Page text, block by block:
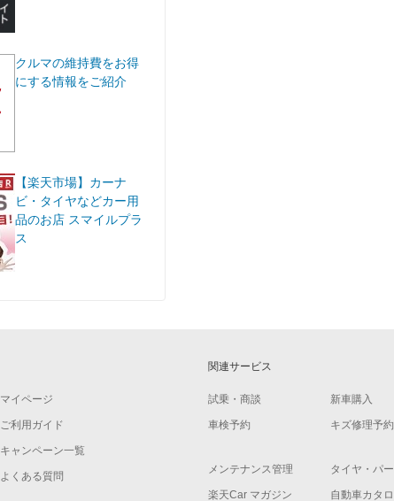
クルマの維持費をお得
にする情報をご紹介
【楽天市場】カーナ
ビ・タイヤなどカー用
品のお店 スマイルプラ
ス
マイページ
ご利用ガイド
キャンペーン一覧
よくある質問
関連サービス
試乗・商談 新車購入
車検予約 キズ修理予約
メンテナンス管理 タイヤ・パ
楽天Car マガジン 自動車カタ